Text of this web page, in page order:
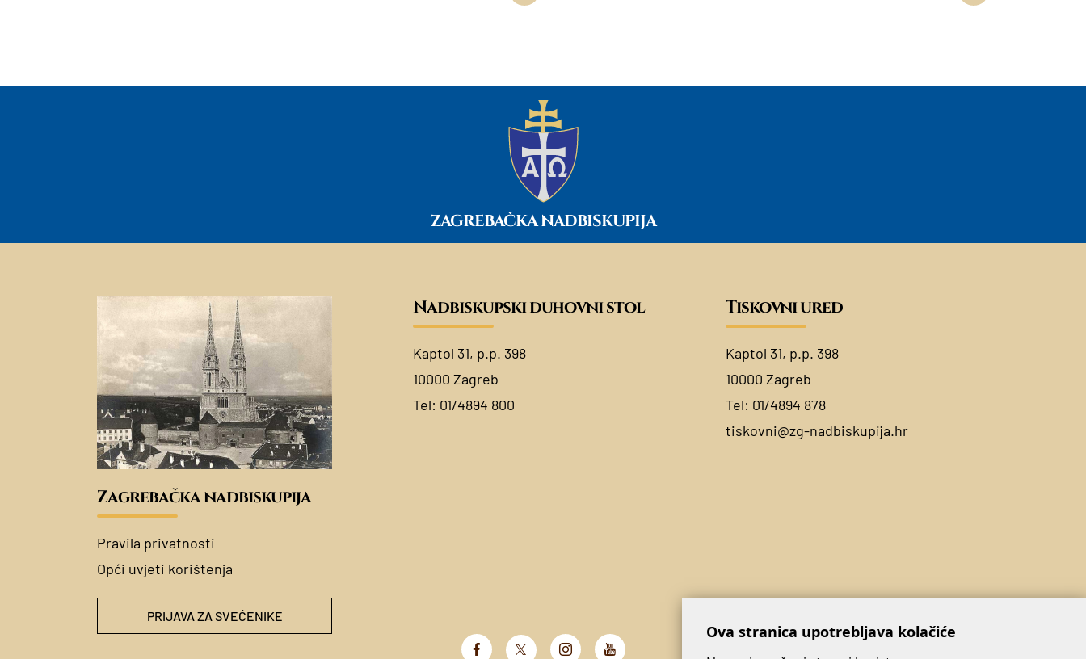
ZAGREBAČKA NADBISKUPIJA
Zagrebačka nadbiskupija
Pravila privatnosti
Opći uvjeti korištenja
PRIJAVA ZA SVEĆENIKE
Nadbiskupski duhovni stol
Kaptol 31, p.p. 398
10000 Zagreb
Tel: 01/4894 800
Tiskovni ured
Kaptol 31, p.p. 398
10000 Zagreb
Tel: 01/4894 878
tiskovni@zg-nadbiskupija.hr
Ova stranica upotrebljava kolačiće